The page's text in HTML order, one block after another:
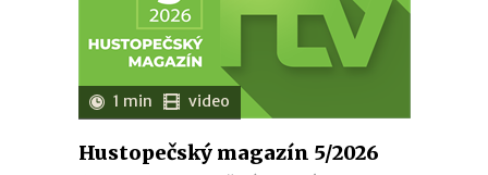
1 min video
Hustopečský magazín 5/2026